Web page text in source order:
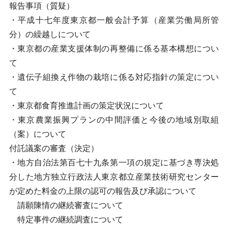
報告事項（質疑）
・平成十七年度東京都一般会計予算（産業労働局所管
分）の繰越しについて
・東京都の産業支援体制の再整備に係る基本構想につい
て
・遺伝子組換え作物の栽培に係る対応指針の策定につい
て
・東京都食育推進計画の策定状況について
・東京農業振興プランの中間評価と今後の地域別取組
（案）について
付託議案の審査（決定）
・地方自治法第百七十九条第一項の規定に基づき専決処
分した地方独立行政法人東京都立産業技術研究センター
が定めた料金の上限の認可の報告及び承認について
請願陳情の継続審査について
特定事件の継続調査について